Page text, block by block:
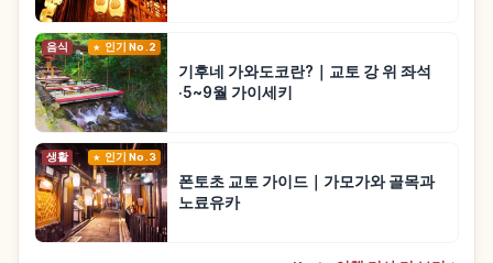
음식 인기 No.2
기후네 가와도코란?｜교토 강 위 좌석
·5~9월 가이세키
생활 인기 No.3
폰토초 교토 가이드｜가모가와 골목과
노료유카